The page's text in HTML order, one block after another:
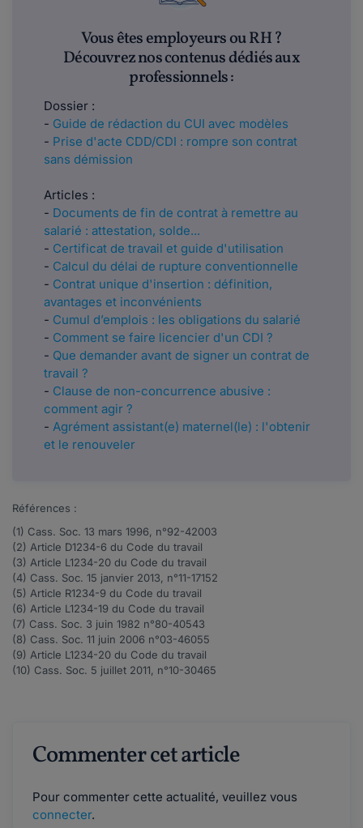
Vous êtes employeurs ou RH ?
Découvrez nos contenus dédiés aux
professionnels :
Dossier :
- Guide de rédaction du CUI avec modèles
- Prise d'acte CDD/CDI : rompre son contrat
sans démission
Articles :
- Documents de fin de contrat à remettre au
salarié : attestation, solde...
- Certificat de travail et guide d'utilisation​​​​​
- Calcul du délai de rupture conventionnelle
- Contrat unique d'insertion : définition,
avantages et inconvénients
- Cumul d’emplois : les obligations du salarié
- Comment se faire licencier d'un CDI ?
- Que demander avant de signer un contrat de
travail ?
- Clause de non-concurrence abusive :
comment agir ?
- Agrément assistant(e) maternel(le) : l'obtenir
et le renouveler
Références :
(1) Cass. Soc. 13 mars 1996, n°92-42003
(2) Article D1234-6 du Code du travail
(3) Article L1234-20 du Code du travail
(4) Cass. Soc. 15 janvier 2013, n°11-17152
(5) Article R1234-9 du Code du travail
(6) Article L1234-19 du Code du travail
(7) Cass. Soc. 3 juin 1982 n°80-40543
(8) Cass. Soc. 11 juin 2006 n°03-46055
(9) Article L1234-20 du Code du travail
(10) Cass. Soc. 5 juillet 2011, n°10-30465
Commenter cet article
Pour commenter cette actualité, veuillez vous
connecter.